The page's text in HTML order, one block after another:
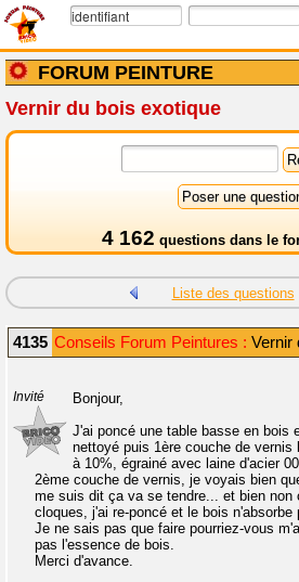
FORUM PEINTURE
Vernir du bois exotique
4 162 questions dans le
Liste des questions
4135 Conseils Forum Peintures : Vernir
Invité
Bonjour,
J'ai poncé une table basse en bois
nettoyé puis 1ère couche de vernis
à 10%, égrainé avec laine d'acier
2ème couche de vernis, je voyais bien
me suis dit ça va se tendre... et bien non
cloques, j'ai re-poncé et le bois n'absorbe
Je ne sais pas que faire pourriez-vous
pas l'essence de bois.
Merci d'avance.